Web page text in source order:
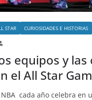
STAR CURIOSIDADES E HISTORIAS
equipos y las
el All Star
NBA cada año celebra en